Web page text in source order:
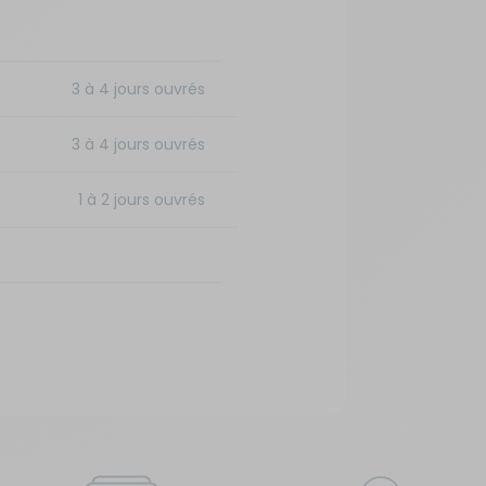
3 à 4 jours ouvrés
3 à 4 jours ouvrés
1 à 2 jours ouvrés